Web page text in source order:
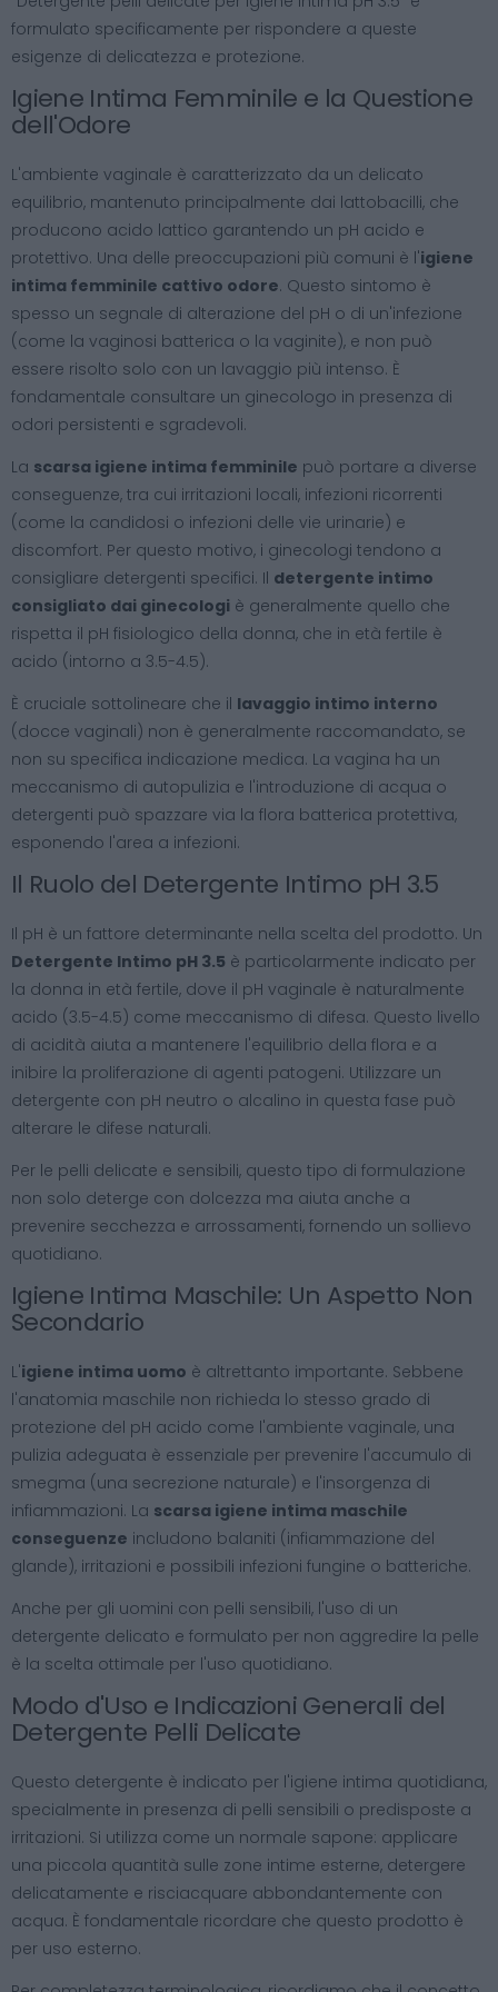
formulato specificamente per rispondere a queste
esigenze di delicatezza e protezione.
Igiene Intima Femminile e la Questione
dell'Odore
L'ambiente vaginale è caratterizzato da un delicato
equilibrio, mantenuto principalmente dai lattobacilli, che
producono acido lattico garantendo un pH acido e
protettivo. Una delle preoccupazioni più comuni è l'igiene
intima femminile cattivo odore. Questo sintomo è
spesso un segnale di alterazione del pH o di un'infezione
(come la vaginosi batterica o la vaginite), e non può
essere risolto solo con un lavaggio più intenso. È
fondamentale consultare un ginecologo in presenza di
odori persistenti e sgradevoli.
La scarsa igiene intima femminile può portare a diverse
conseguenze, tra cui irritazioni locali, infezioni ricorrenti
(come la candidosi o infezioni delle vie urinarie) e
discomfort. Per questo motivo, i ginecologi tendono a
consigliare detergenti specifici. Il detergente intimo
consigliato dai ginecologi è generalmente quello che
rispetta il pH fisiologico della donna, che in età fertile è
acido (intorno a 3.5-4.5).
È cruciale sottolineare che il lavaggio intimo interno
(docce vaginali) non è generalmente raccomandato, se
non su specifica indicazione medica. La vagina ha un
meccanismo di autopulizia e l'introduzione di acqua o
detergenti può spazzare via la flora batterica protettiva,
esponendo l'area a infezioni.
Il Ruolo del Detergente Intimo pH 3.5
Il pH è un fattore determinante nella scelta del prodotto. Un
Detergente Intimo pH 3.5 è particolarmente indicato per
la donna in età fertile, dove il pH vaginale è naturalmente
acido (3.5-4.5) come meccanismo di difesa. Questo livello
di acidità aiuta a mantenere l'equilibrio della flora e a
inibire la proliferazione di agenti patogeni. Utilizzare un
detergente con pH neutro o alcalino in questa fase può
alterare le difese naturali.
Per le pelli delicate e sensibili, questo tipo di formulazione
non solo deterge con dolcezza ma aiuta anche a
prevenire secchezza e arrossamenti, fornendo un sollievo
quotidiano.
Igiene Intima Maschile: Un Aspetto Non
Secondario
L'igiene intima uomo è altrettanto importante. Sebbene
l'anatomia maschile non richieda lo stesso grado di
protezione del pH acido come l'ambiente vaginale, una
pulizia adeguata è essenziale per prevenire l'accumulo di
smegma (una secrezione naturale) e l'insorgenza di
infiammazioni. La scarsa igiene intima maschile
conseguenze includono balaniti (infiammazione del
glande), irritazioni e possibili infezioni fungine o batteriche.
Anche per gli uomini con pelli sensibili, l'uso di un
detergente delicato e formulato per non aggredire la pelle
è la scelta ottimale per l'uso quotidiano.
Modo d'Uso e Indicazioni Generali del
Detergente Pelli Delicate
Questo detergente è indicato per l'igiene intima quotidiana,
specialmente in presenza di pelli sensibili o predisposte a
irritazioni. Si utilizza come un normale sapone: applicare
una piccola quantità sulle zone intime esterne, detergere
delicatamente e risciacquare abbondantemente con
acqua. È fondamentale ricordare che questo prodotto è
per uso esterno.